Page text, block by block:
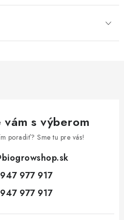
vám s výberom
poradiť? Sme tu pre vás!
biogrowshop.sk
977 917
977 917